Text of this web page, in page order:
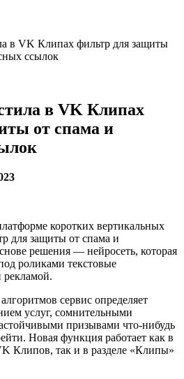
в VK Клипах фильтр для защиты
ссылок
в VK Клипах
от спама и
коротких вертикальных
для защиты от спама и
решения — нейросеть, которая
роликами текстовые
рекламой.
сервис определяет
услуг, сомнительными
призывами что-нибудь
Новая функция работает как в
Клипов, так и в разделе «Клипы»